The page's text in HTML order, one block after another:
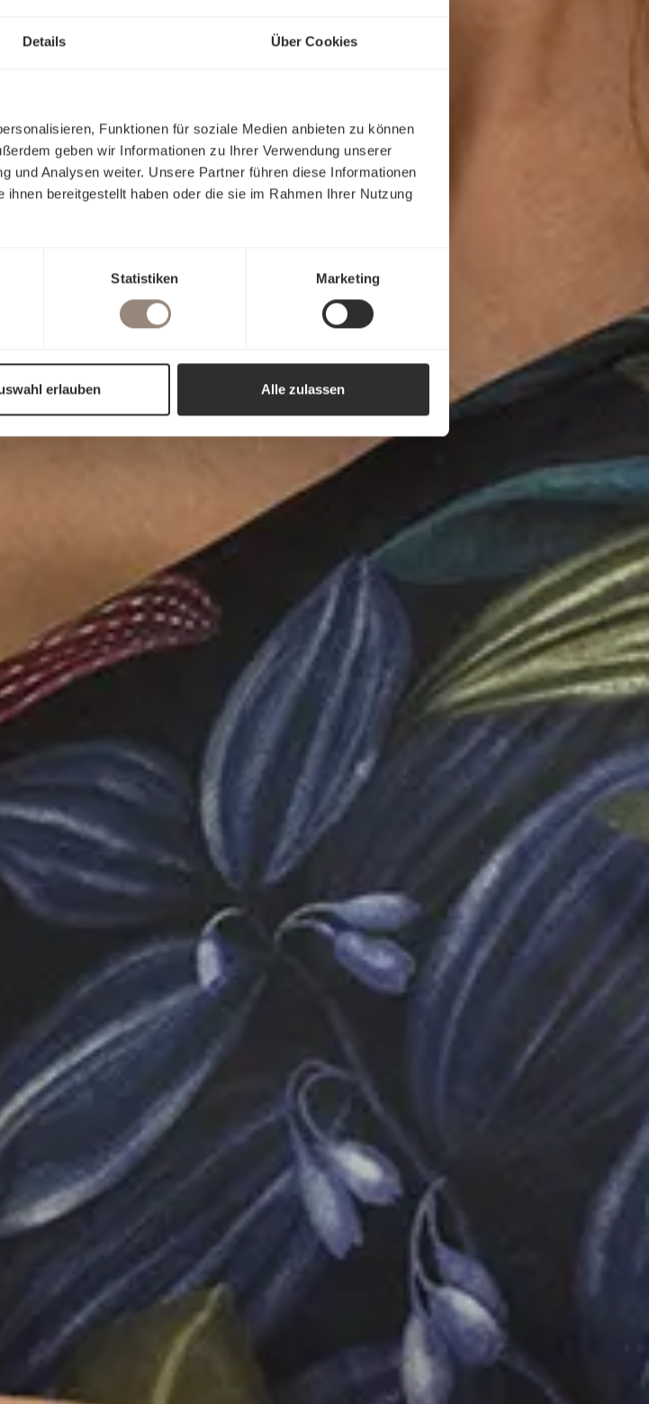
Details Über Cookies
Funktionen für soziale Medien anbieten zu können
geben wir Informationen zu Ihrer Verwendung unserer
und Analysen weiter. Unsere Partner führen diese Informationen
bereitgestellt haben oder die sie im Rahmen Ihrer Nutzung
Statistiken Marketing
erlauben Alle zulassen